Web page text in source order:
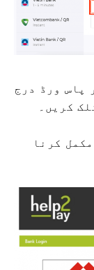
پاس ورڈ درج
کریں۔
مکمل کرنا